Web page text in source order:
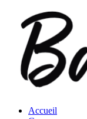
Accueil